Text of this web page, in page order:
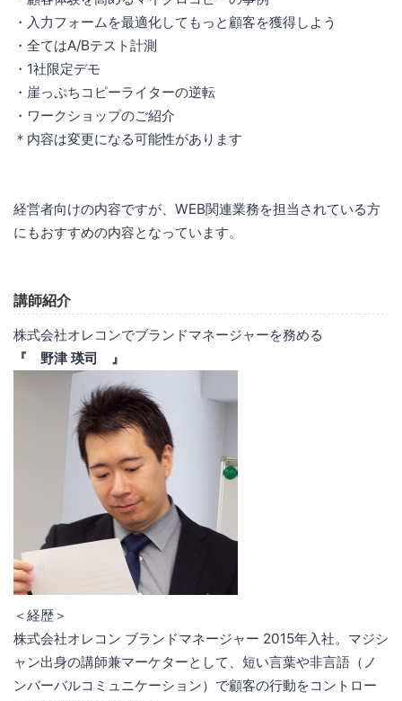
・入力フォームを最適化してもっと顧客を獲得しよう
・全てはA/Bテスト計測
・1社限定デモ
・崖っぷちコピーライターの逆転
・ワークショップのご紹介
＊内容は変更になる可能性があります
経営者向けの内容ですが、WEB関連業務を担当されている方
にもおすすめの内容となっています。
講師紹介
株式会社オレコンでブランドマネージャーを務める
『 野津 瑛司 』
＜経歴＞
株式会社オレコン ブランドマネージャー 2015年入社。マジシ
ャン出身の講師兼マーケターとして、短い言葉や非言語（ノ
ンバーバルコミュニケーション）で顧客の行動をコントロー